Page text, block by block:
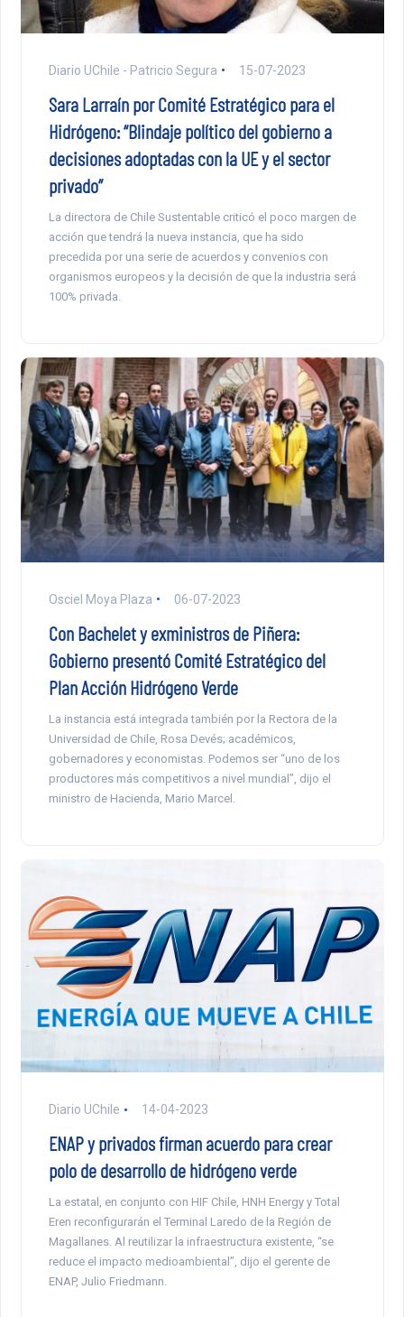
Diario UChile - Patricio Segura 15-07-2023
Sara Larraín por Comité Estratégico para el
Hidrógeno: “Blindaje político del gobierno a
decisiones adoptadas con la UE y el sector
privado”
La directora de Chile Sustentable criticó el poco margen de
acción que tendrá la nueva instancia, que ha sido
precedida por una serie de acuerdos y convenios con
organismos europeos y la decisión de que la industria será
100% privada.
Osciel Moya Plaza 06-07-2023
Con Bachelet y exministros de Piñera:
Gobierno presentó Comité Estratégico del
Plan Acción Hidrógeno Verde
La instancia está integrada también por la Rectora de la
Universidad de Chile, Rosa Devés; académicos,
gobernadores y economistas. Podemos ser “uno de los
productores más competitivos a nivel mundial”, dijo el
ministro de Hacienda, Mario Marcel.
Diario UChile 14-04-2023
ENAP y privados firman acuerdo para crear
polo de desarrollo de hidrógeno verde
La estatal, en conjunto con HIF Chile, HNH Energy y Total
Eren reconfigurarán el Terminal Laredo de la Región de
Magallanes. Al reutilizar la infraestructura existente, “se
reduce el impacto medioambiental”, dijo el gerente de
ENAP, Julio Friedmann.